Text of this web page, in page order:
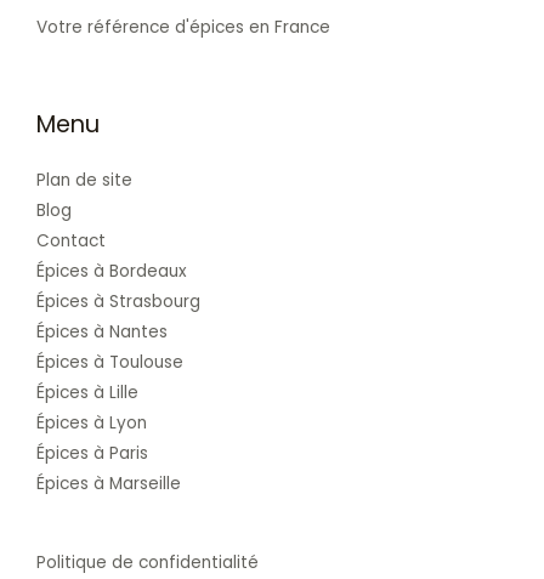
Votre référence d'épices en France
Menu
Plan de site
Blog
Contact
Épices à Bordeaux
Épices à Strasbourg
Épices à Nantes
Épices à Toulouse
Épices à Lille
Épices à Lyon
Épices à Paris
Épices à Marseille
Politique de confidentialité